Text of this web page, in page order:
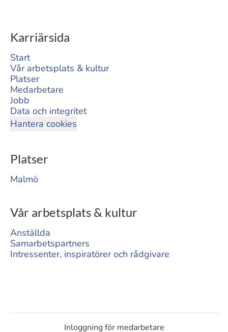
Karriärsida
Start
Vår arbetsplats & kultur
Platser
Medarbetare
Jobb
Data och integritet
Hantera cookies
Platser
Malmö
Vår arbetsplats & kultur
Anställda
Samarbetspartners
Intressenter, inspiratörer och rådgivare
Inloggning för medarbetare